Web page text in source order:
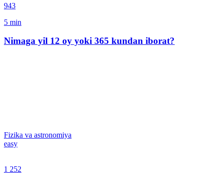
943
5 min
Nimaga yil 12 oy yoki 365 kundan iborat?
Fizika va astronomiya
easy
1 252